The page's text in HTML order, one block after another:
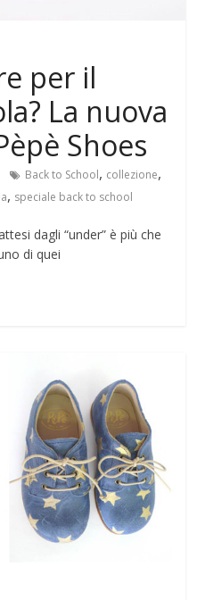
per il
La nuova
Shoes
Back to School, collezione,
, speciale back to school
dagli “under” è più che
di quei